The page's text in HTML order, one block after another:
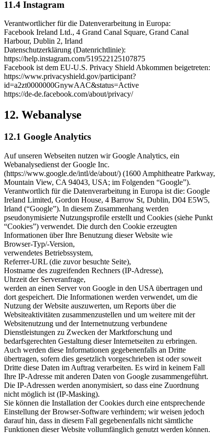
11.4 Instagram
Verantwortlicher für die Datenverarbeitung in Europa:
Facebook Ireland Ltd., 4 Grand Canal Square, Grand Canal
Harbour, Dublin 2, Irland
Datenschutzerklärung (Datenrichtlinie):
https://help.instagram.com/519522125107875
Facebook ist dem EU-U.S. Privacy Shield Abkommen beigetreten:
https://www.privacyshield.gov/participant?
id=a2zt0000000GnywAAC&status=Active
https://de-de.facebook.com/about/privacy/
12. Webanalyse
12.1 Google Analytics
Auf unseren Webseiten nutzen wir Google Analytics, ein
Webanalysedienst der Google Inc.
(https://www.google.de/intl/de/about/) (1600 Amphitheatre Parkway,
Mountain View, CA 94043, USA; im Folgenden “Google”).
Verantwortlich für die Datenverarbeitung in Europa ist die: Google
Ireland Limited, Gordon House, 4 Barrow St, Dublin, D04 E5W5,
Irland (“Google”). In diesem Zusammenhang werden
pseudonymisierte Nutzungsprofile erstellt und Cookies (siehe Punkt
“Cookies”) verwendet. Die durch den Cookie erzeugten
Informationen über Ihre Benutzung dieser Website wie
Browser-Typ/-Version,
verwendetes Betriebssystem,
Referrer-URL (die zuvor besuchte Seite),
Hostname des zugreifenden Rechners (IP-Adresse),
Uhrzeit der Serveranfrage,
werden an einen Server von Google in den USA übertragen und
dort gespeichert. Die Informationen werden verwendet, um die
Nutzung der Website auszuwerten, um Reports über die
Websiteaktivitäten zusammenzustellen und um weitere mit der
Websitenutzung und der Internetnutzung verbundene
Dienstleistungen zu Zwecken der Marktforschung und
bedarfsgerechten Gestaltung dieser Internetseiten zu erbringen.
Auch werden diese Informationen gegebenenfalls an Dritte
übertragen, sofern dies gesetzlich vorgeschrieben ist oder soweit
Dritte diese Daten im Auftrag verarbeiten. Es wird in keinem Fall
Ihre IP-Adresse mit anderen Daten von Google zusammengeführt.
Die IP-Adressen werden anonymisiert, so dass eine Zuordnung
nicht möglich ist (IP-Masking).
Sie können die Installation der Cookies durch eine entsprechende
Einstellung der Browser-Software verhindern; wir weisen jedoch
darauf hin, dass in diesem Fall gegebenenfalls nicht sämtliche
Funktionen dieser Website vollumfänglich genutzt werden können.